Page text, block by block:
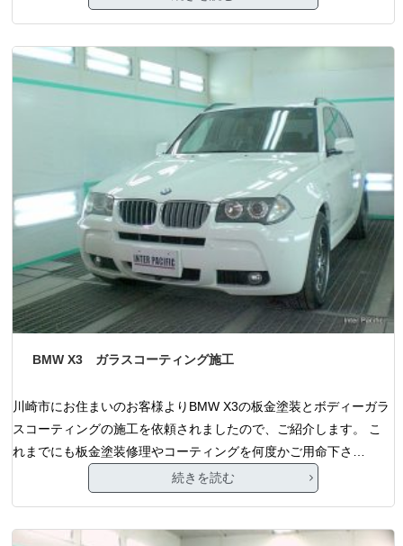
BMW X3 ガラスコーティング施工
川崎市にお住まいのお客様よりBMW X3の板金塗装とボディーガラ
スコーティングの施工を依頼されましたので、ご紹介します。 こ
れまでにも板金塗装修理やコーティングを何度かご用命下さ…
続きを読む